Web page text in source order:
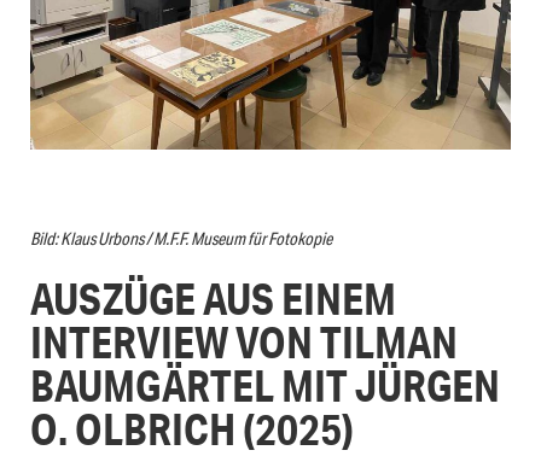
Bild: Klaus Urbons / M.F.F. Museum für Fotokopie
AUSZÜGE AUS EINEM
INTERVIEW VON TILMAN
BAUMGÄRTEL MIT JÜRGEN
O. OLBRICH (2025)